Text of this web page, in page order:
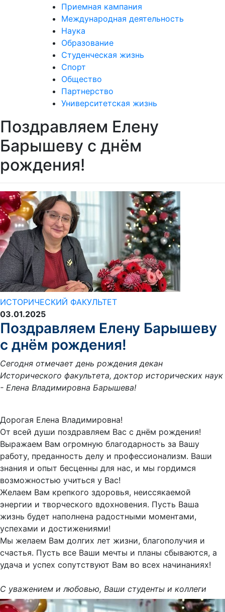
Приемная кампания
Международная деятельность
Наука
Образование
Студенческая жизнь
Спорт
Общество
Партнерство
Университетская жизнь
Поздравляем Елену
Барышеву с днём
рождения!
ИСТОРИЧЕСКИЙ ФАКУЛЬТЕТ
03.01.2025
Поздравляем Елену Барышеву
с днём рождения!
Сегодня отмечает день рождения декан
Исторического факультета, доктор исторических наук
- Елена Владимировна Барышева!
Дорогая Елена Владимировна!
От всей души поздравляем Вас с днём рождения!
Выражаем Вам огромную благодарность за Вашу
работу, преданность делу и профессионализм. Ваши
знания и опыт бесценны для нас, и мы гордимся
возможностью учиться у Вас!
Желаем Вам крепкого здоровья, неиссякаемой
энергии и творческого вдохновения. Пусть Ваша
жизнь будет наполнена радостными моментами,
успехами и достижениями!
Мы желаем Вам долгих лет жизни, благополучия и
счастья. Пусть все Ваши мечты и планы сбываются, а
удача и успех сопутствуют Вам во всех начинаниях!
С уважением и любовью, Ваши студенты и коллеги